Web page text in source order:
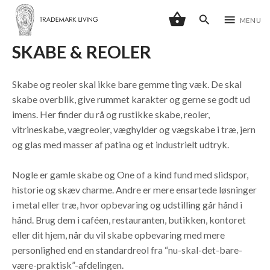
shopping_basket search menu MENU
SKABE & REOLER
Skabe og reoler skal ikke bare gemme ting væk. De skal
skabe overblik, give rummet karakter og gerne se godt ud
imens. Her finder du rå og rustikke skabe, reoler,
vitrineskabe, vægreoler, væghylder og vægskabe i træ, jern
og glas med masser af patina og et industrielt udtryk.
Nogle er gamle skabe og One of a kind fund med slidspor,
historie og skæv charme. Andre er mere ensartede løsninger
i metal eller træ, hvor opbevaring og udstilling går hånd i
hånd. Brug dem i caféen, restauranten, butikken, kontoret
eller dit hjem, når du vil skabe opbevaring med mere
personlighed end en standardreol fra “nu-skal-det-bare-
være-praktisk”-afdelingen.